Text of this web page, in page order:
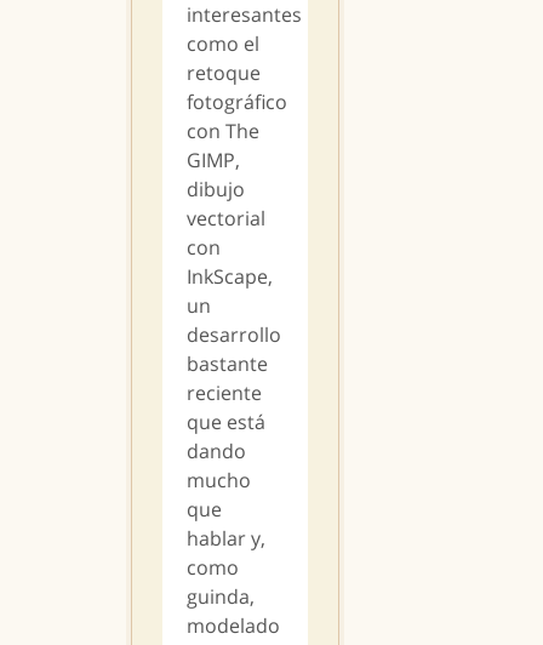
interesantes
como el
retoque
fotográfico
con The
GIMP,
dibujo
vectorial
con
InkScape,
un
desarrollo
bastante
reciente
que está
dando
mucho
que
hablar y,
como
guinda,
modelado